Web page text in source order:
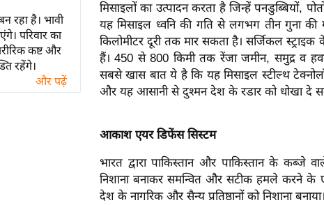
रहा है। भावी
परिवार का
कष्ट और
रहेंगे।
और पढ़ें
मिसाइलों का उत्पादन करता है जिन्हें पनडुब्बियों,
यह मिसाइल ध्वनि की गति से लगभग तीन गुना
किलोमीटर दूरी तक मार सकता है। सर्जिकल
हैं। 450 से 800 किमी तक रेंजा जमीन, समुद्र व
सबसे खास बात ये है कि यह मिसाइल स्‍टील्‍थ
और यह आसानी से दुश्‍मन देश के रडार को धोखा दे
आकाश एयर डिफेंस सिस्टम
भारत द्वारा पाकिस्तान और पाकिस्तान के
निशाना बनाकर समन्वित और सटीक हमले करने के
देश के नागरिक और सैन्य प्रतिष्ठानों को निशाना